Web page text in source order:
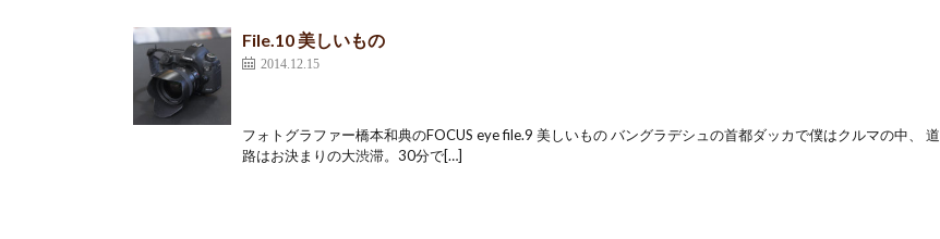
File.10 美しいもの
2014.12.15
フォトグラファー橋本和典のFOCUS eye file.9 美しいもの バングラデシュの首都ダッカで僕はクルマの中、 道
路はお決まりの大渋滞。30分で[…]